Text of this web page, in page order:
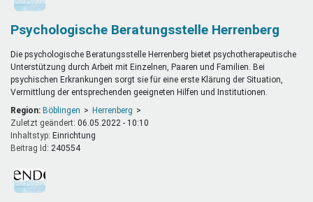
Psychologische Beratungsstelle Herrenberg
Die psychologische Beratungsstelle Herrenberg bietet psychotherapeutische
Unterstützung durch Arbeit mit Einzelnen, Paaren und Familien. Bei
psychischen Erkrankungen sorgt sie für eine erste Klärung der Situation,
Vermittlung der entsprechenden geeigneten Hilfen und Institutionen.
Region: Böblingen
Herrenberg
Zuletzt geändert: 06.05.2022 - 10:10
Inhaltstyp:
einrichtung
Beitrag Id: 240554